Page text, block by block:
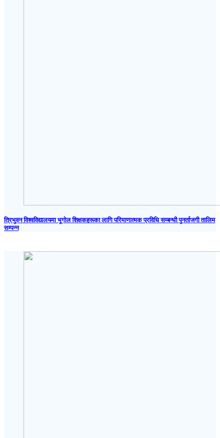
त्रिभुवन विश्वविद्यालयमा भूगोल शिक्षकहरूका लागि परिमाणात्मक प्रविधि सम्बन्धी पुनर्ताजगी तालिम
सम्पन्न